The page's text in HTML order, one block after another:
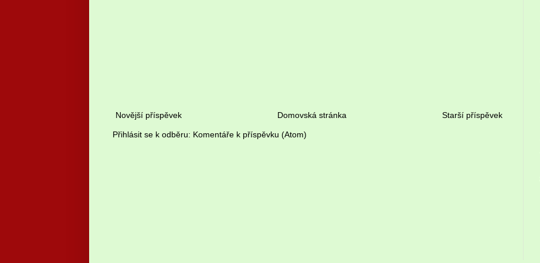
Novější příspěvek Starší příspěvek
Domovská stránka
Přihlásit se k odběru: Komentáře k příspěvku (Atom)